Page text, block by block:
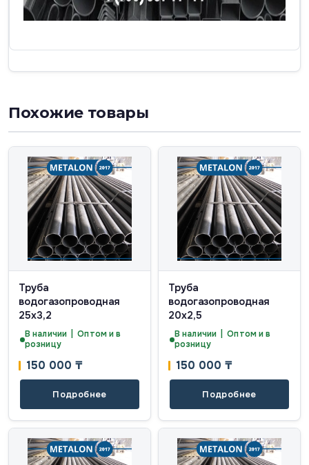
Похожие товары
Труба
водогазопроводная
25х3,2
В наличии | Оптом и в
розницу
150 000 ₸
Подробнее
Труба
водогазопроводная
20х2,5
В наличии | Оптом и в
розницу
150 000 ₸
Подробнее